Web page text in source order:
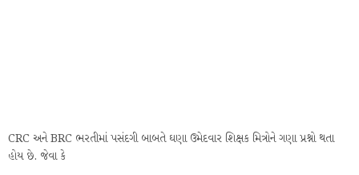
CRC અને BRC ભરતીમાં પસંદગી બાબતે ઘણા ઉમેદવાર શિક્ષક મિત્રોને ગણા પ્રશ્નો થતા
હોય છે. જેવા કે